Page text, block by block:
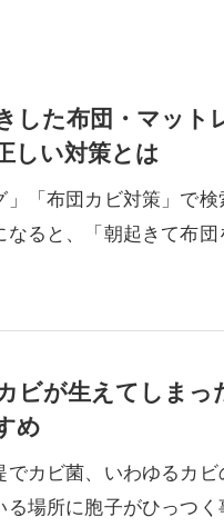
した布団・マット
しい対策とは
」「布団カビ対策」で
ると、「朝起きて布
ビが生えてしまっ
め
カビ菌、いわゆるカ
る場所に胞子がひっつ